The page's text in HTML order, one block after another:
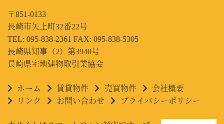
〒851-0133
長崎市矢上町32番22号
TEL: 095-838-2361 FAX: 095-838-5305
長崎県知事（2）第3940号
長崎県宅地建物取引業協会
ホーム 賃貸物件 売買物件
会社概要
リンク
お問い合わせ プライバシーポリシー